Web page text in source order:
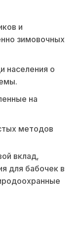
и
зимовочных
населения о
на
методов
вклад,
для бабочек в